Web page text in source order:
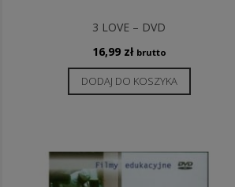
3 LOVE – DVD
16,99 zł brutto
DODAJ DO KOSZYKA